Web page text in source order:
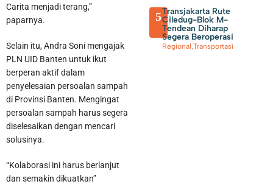
Perumda TB Beri Kado Kemerdekaan Potongan Harga
Pemasangan Sambungan Air Bersih Hingga 8I Persen
Carita menjadi terang,”
paparnya.
Selain itu, Andra Soni mengajak
PLN UID Banten untuk ikut
berperan aktif dalam
penyelesaian persoalan sampah
di Provinsi Banten. Mengingat
persoalan sampah harus segera
diselesaikan dengan mencari
solusinya.
“Kolaborasi ini harus berlanjut
dan semakin dikuatkan”
5Transjakarta Rute
Ciledug-Blok M-
Tendean Diharap
Segera Beroperasi
Regional,Transportasi